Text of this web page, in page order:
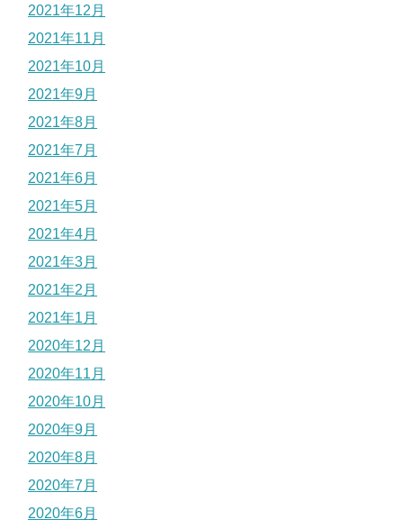
2021年12月
2021年11月
2021年10月
2021年9月
2021年8月
2021年7月
2021年6月
2021年5月
2021年4月
2021年3月
2021年2月
2021年1月
2020年12月
2020年11月
2020年10月
2020年9月
2020年8月
2020年7月
2020年6月